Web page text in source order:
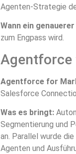
Agenten-Strategie
Wann ein
zum Engpass wird.
Agentforce
Agentforce for
Salesforce
Was es bringt:
Segmentierung und
an. Parallel wurde
Agenten und